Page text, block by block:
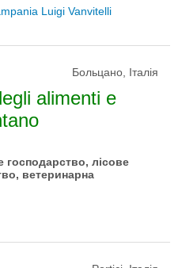
Luigi Vanvitelli
Больцано, Італія
alimenti e
господарство, лісове
ветеринарна